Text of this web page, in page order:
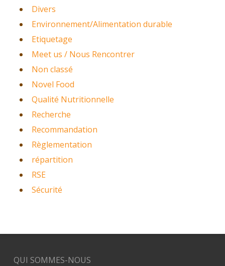
Divers
Environnement/Alimentation durable
Etiquetage
Meet us / Nous Rencontrer
Non classé
Novel Food
Qualité Nutritionnelle
Recherche
Recommandation
Règlementation
répartition
RSE
Sécurité
QUI SOMMES-NOUS